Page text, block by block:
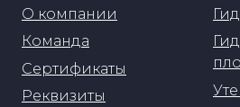
О компании
Команда
Сертификаты
Реквизиты